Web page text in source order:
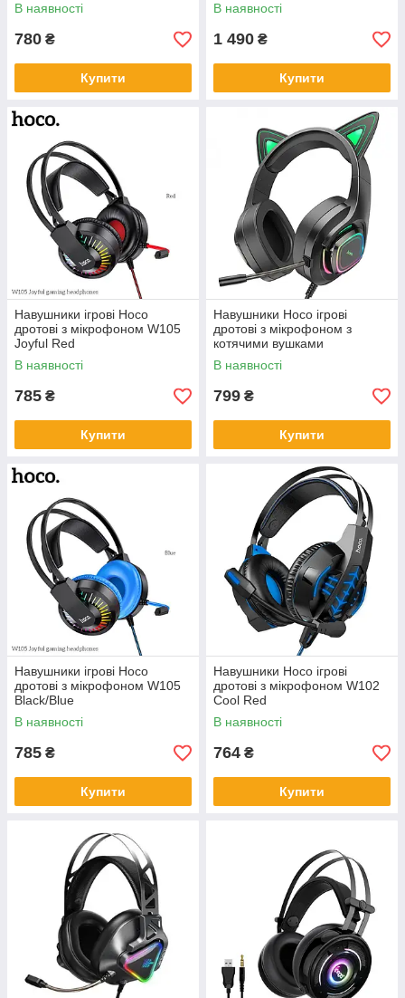
В наявності
780 ₴
Купити
В наявності
1 490 ₴
Купити
Навушники ігрові Hoco
дротові з мікрофоном W105
Joyful Red
В наявності
785 ₴
Купити
Навушники Hoco ігрові
дротові з мікрофоном з
котячими вушками
підсвічування W107 Cat Ear
Green
В наявності
799 ₴
Купити
Навушники ігрові Hoco
дротові з мікрофоном W105
Black/Blue
В наявності
785 ₴
Купити
Навушники Hoco ігрові
дротові з мікрофоном W102
Cool Red
В наявності
764 ₴
Купити